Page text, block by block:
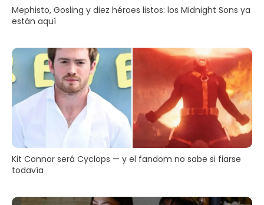
Mephisto, Gosling y diez héroes listos: los Midnight Sons ya
están aquí
Kit Connor será Cyclops — y el fandom no sabe si fiarse
todavía